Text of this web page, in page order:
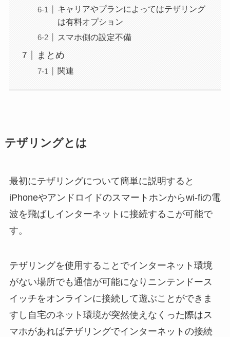
キャリアやプランによってはテザリング
は有料オプション
スマホ側の設定不備
まとめ
関連
テザリングとは
最初にテザリングについて簡単に説明すると
iPhoneやアンドロイドのスマートホンからwi-fiの電
波を飛ばしインターネットに接続するこが可能で
す。
テザリングを使用することでインターネット環境
がない場所でも通信が可能になりニンテンドース
イッチをオンラインに接続して遊ぶことができま
すし自宅のネット環境が突然使えなくった際はス
マホがあればテザリングでインターネットの接続